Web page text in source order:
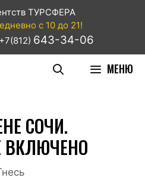
ТУРСФЕРА
с 10 до 21!
643-34-06
МЕНЮ
СОЧИ.
ВКЛЮЧЕНО